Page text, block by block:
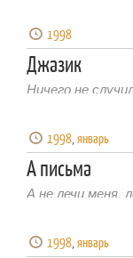
1998
Джазик
Ничего не
1998,январь
А письма
А не лечи меня,
1998,январь